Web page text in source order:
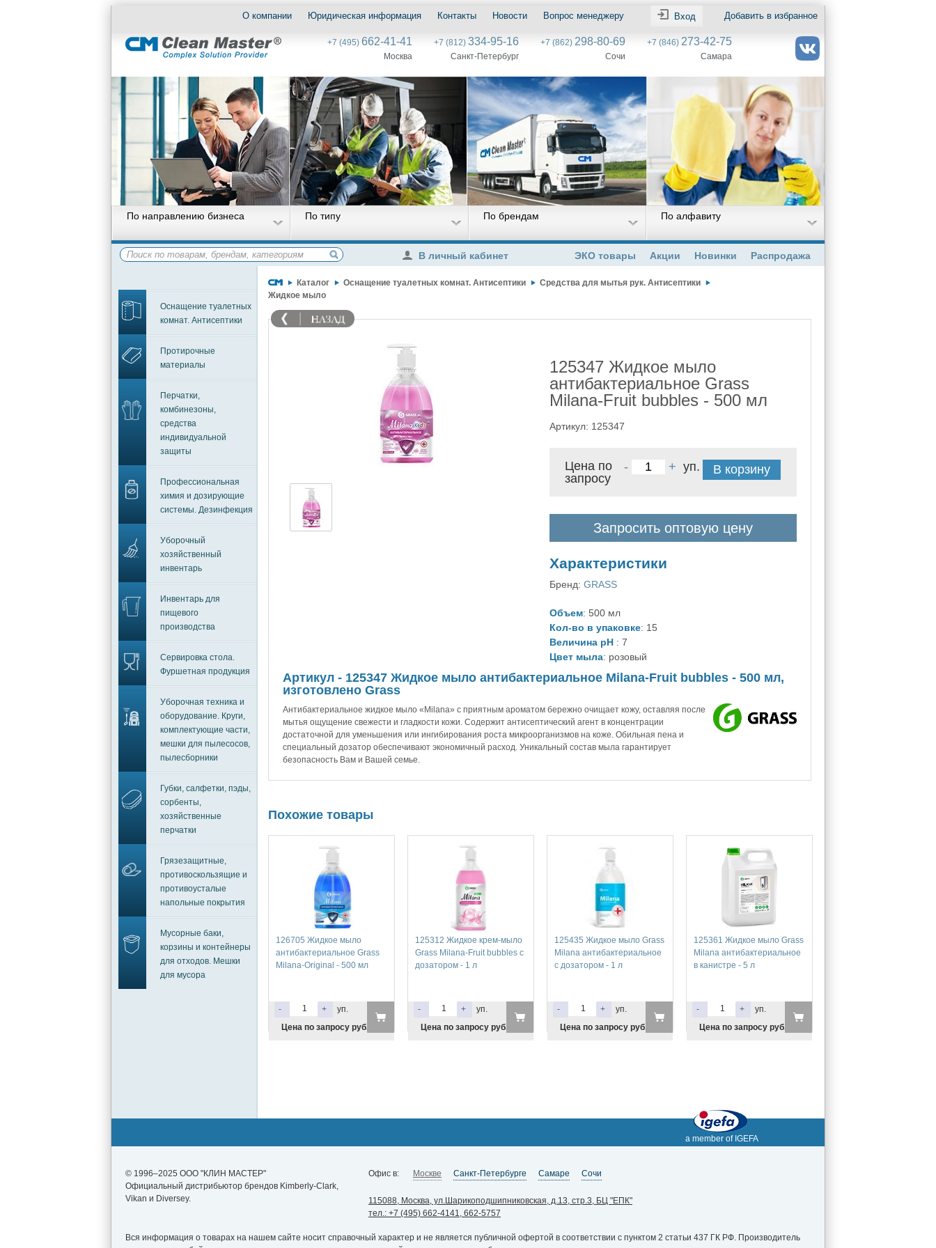
Вход Добавить в избранное
О компании Юридическая информация Контакты Новости Вопрос менеджеру
+7 (495) 662-41-41
Москва
+7 (812) 334-95-16
Санкт-Петербург
+7 (862) 298-80-69
Сочи
+7 (846) 273-42-75
Самара
По направлению бизнеса По типу По брендам По алфавиту
Распродажа
Новинки
Акции
ЭКО товары
В личный кабинет
Оснащение туалетных
комнат. Антисептики
Протирочные
материалы
Перчатки,
комбинезоны,
средства
индивидуальной
защиты
Профессиональная
химия и дозирующие
системы. Дезинфекция
Уборочный
хозяйственный
инвентарь
Инвентарь для
пищевого
производства
Сервировка стола.
Фуршетная продукция
Уборочная техника и
оборудование. Круги,
комплектующие части,
мешки для пылесосов,
пылесборники
Губки, салфетки, пэды,
сорбенты,
хозяйственные
перчатки
Грязезащитные,
противоскользящие и
противоусталые
напольные покрытия
Мусорные баки,
корзины и контейнеры
для отходов. Мешки
для мусора
Каталог Оснащение туалетных комнат. Антисептики
Средства для мытья рук. Антисептики
Жидкое мыло
125347 Жидкое мыло
антибактериальное Grass
Milana-Fruit bubbles - 500 мл
Артикул: 125347
Цена по
запросу
- + уп. В корзину
Запросить оптовую цену
Характеристики
Бренд: GRASS
Объем: 500 мл
Кол-во в упаковке: 15
Величина рН : 7
Цвет мыла: розовый
Артикул - 125347 Жидкое мыло антибактериальное Milana-Fruit bubbles - 500 мл,
изготовлено Grass
Антибактериальное жидкое мыло «Milana» с приятным ароматом бережно очищает кожу, оставляя после
мытья ощущение свежести и гладкости кожи. Содержит антисептический агент в концентрации
достаточной для уменьшения или ингибирования роста микроорганизмов на коже. Обильная пена и
специальный дозатор обеспечивают экономичный расход. Уникальный состав мыла гарантирует
безопасность Вам и Вашей семье.
Похожие товары
126705 Жидкое мыло
антибактериальное Grass
Milana-Original - 500 мл
- +
уп.
Цена по запросу руб.
125312 Жидкое крем-мыло
Grass Milana-Fruit bubbles с
дозатором - 1 л
- +
уп.
Цена по запросу руб.
125435 Жидкое мыло Grass
Milana антибактериальное
с дозатором - 1 л
- +
уп.
Цена по запросу руб.
125361 Жидкое мыло Grass
Milana антибактериальное
в канистре - 5 л
- +
уп.
Цена по запросу руб.
a member of IGEFA
© 1996–2025 ООО "КЛИН МАСТЕР"
Официальный дистрибьютор брендов Kimberly-Clark,
Vikan и Diversey.
Офис в: Москве Санкт-Петербурге Самаре Сочи
115088, Москва, ул.Шарикоподшипниковская, д.13, стр.3, БЦ "ЕПК"
тел.: +7 (495) 662-4141, 662-5757
Вся информация о товарах на нашем сайте носит справочный характер и не является публичной офертой в соответствии с пунктом 2 статьи 437 ГК РФ. Производитель